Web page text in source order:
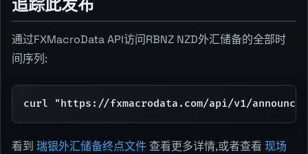
追踪此发布
通过FXMacroData API访问RBNZ NZD外汇储备的全部时
间序列:
curl "https://fxmacrodata.com/api/v1/
看到 瑞银外汇储备终点文件查看更多详情,或者查看 现场